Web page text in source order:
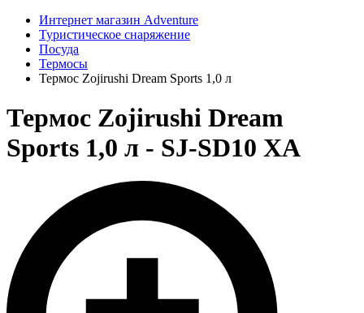
Интернет магазин Adventure
Туристическое снаряжение
Посуда
Термосы
Термос Zojirushi Dream Sports 1,0 л
Термос Zojirushi Dream
Sports 1,0 л - SJ-SD10 ХA